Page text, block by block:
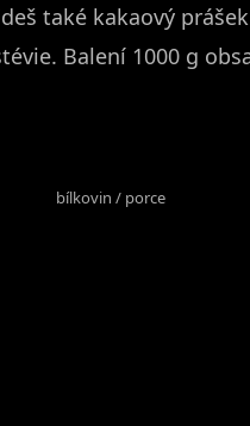
také kakaový
Balení 1000 g
bílkovin / porce